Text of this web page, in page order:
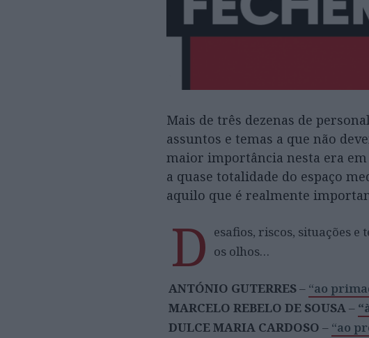
Mais de três dezenas de
assuntos e temas a que não
maior importância nesta era
a quase totalidade do espaço
aquilo que é realmente
D esafios, riscos, situações e
os olhos…
ANTÓNIO GUTERRES– “ao
MARCELO REBELO DE SOUSA–
DULCE MARIA CARDOSO – “ao